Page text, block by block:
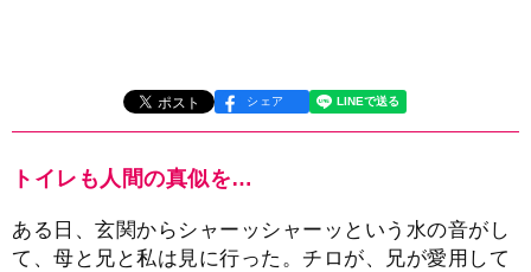
シェア
トイレも人間の真似を…
ある日、玄関からシャーッシャーッという水の音がし
て、母と兄と私は見に行った。チロが、兄が愛用して